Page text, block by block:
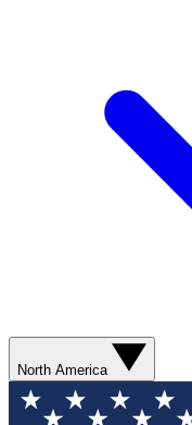
North America